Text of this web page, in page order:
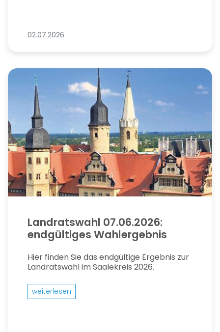
02.07.2026
Landratswahl 07.06.2026:
endgültiges Wahlergebnis
Hier finden Sie das endgültige Ergebnis zur
Landratswahl im Saalekreis 2026.
weiterlesen